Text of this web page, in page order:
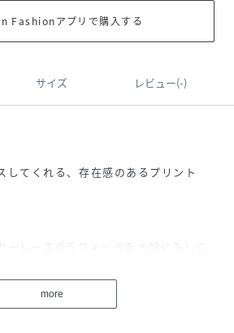
Fashionアプリで購入する
サイズ レビュー(-)
してくれる、存在感のあるプリント
レースグラフィックを大胆にあしら
チーフが、スタイリングに程よい遊び
くれる一着。
more